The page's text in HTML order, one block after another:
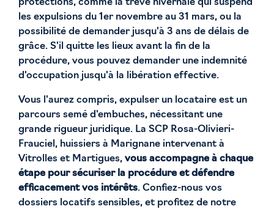
protections, comme la trêve hivernale qui suspend
les expulsions du 1er novembre au 31 mars, ou la
possibilité de demander jusqu'à 3 ans de délais de
grâce. S'il quitte les lieux avant la fin de la
procédure, vous pouvez demander une indemnité
d'occupation jusqu'à la libération effective.
Vous l'aurez compris, expulser un locataire est un
parcours semé d'embuches, nécessitant une
grande rigueur juridique. La SCP Rosa-Olivieri-
Frauciel, huissiers à Marignane intervenant à
Vitrolles et Martigues, vous accompagne à chaque
étape pour sécuriser la procédure et défendre
efficacement vos intérêts. Confiez-nous vos
dossiers locatifs sensibles, et profitez de notre